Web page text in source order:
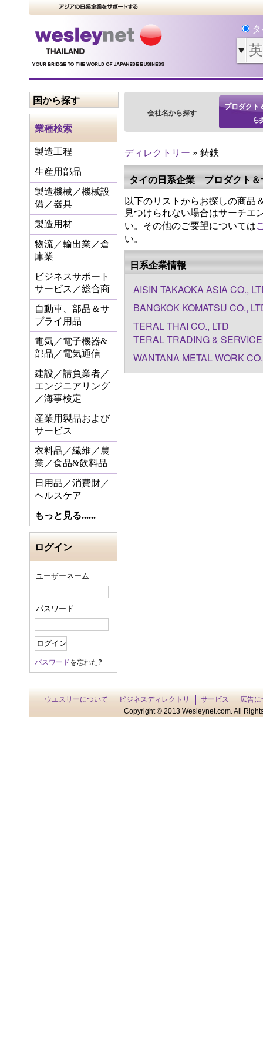
国から探す
業種検索
製造工程
生産用部品
製造機械／機械設
備／器具
製造用材
物流／輸出業／倉
庫業
ビジネスサポート
サービス／総合商
自動車、部品＆サ
プライ用品
電気／電子機器&
部品／電気通信
建設／請負業者／
エンジニアリング
／海事検定
産業用製品および
サービス
衣料品／繊維／農
業／食品&飲料品
日用品／消費財／
ヘルスケア
もっと見る......
ログイン
ユーザーネーム
パスワード
パスワードを忘れた?
会社名から探す
プロダクト
ら
ディレクトリー » 鋳鉄
タイの日系企業 プロダクト＆
以下のリストからお探しの商品
見つけられない場合はサーチエ
い。その他のご要望については
い。
日系企業情報
AISIN TAKAOKA ASIA CO.,
BANGKOK KOMATSU CO.,
TERAL THAI CO., LTD
TERAL TRADING &
WANTANA METAL WORK
ウエスリーについて ビジネスディレクトリ サービス
広告に
Copyright © 2013 Wesleynet.com. All